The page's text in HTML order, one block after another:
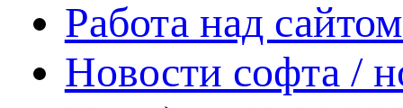
Работа над
Новости софта /